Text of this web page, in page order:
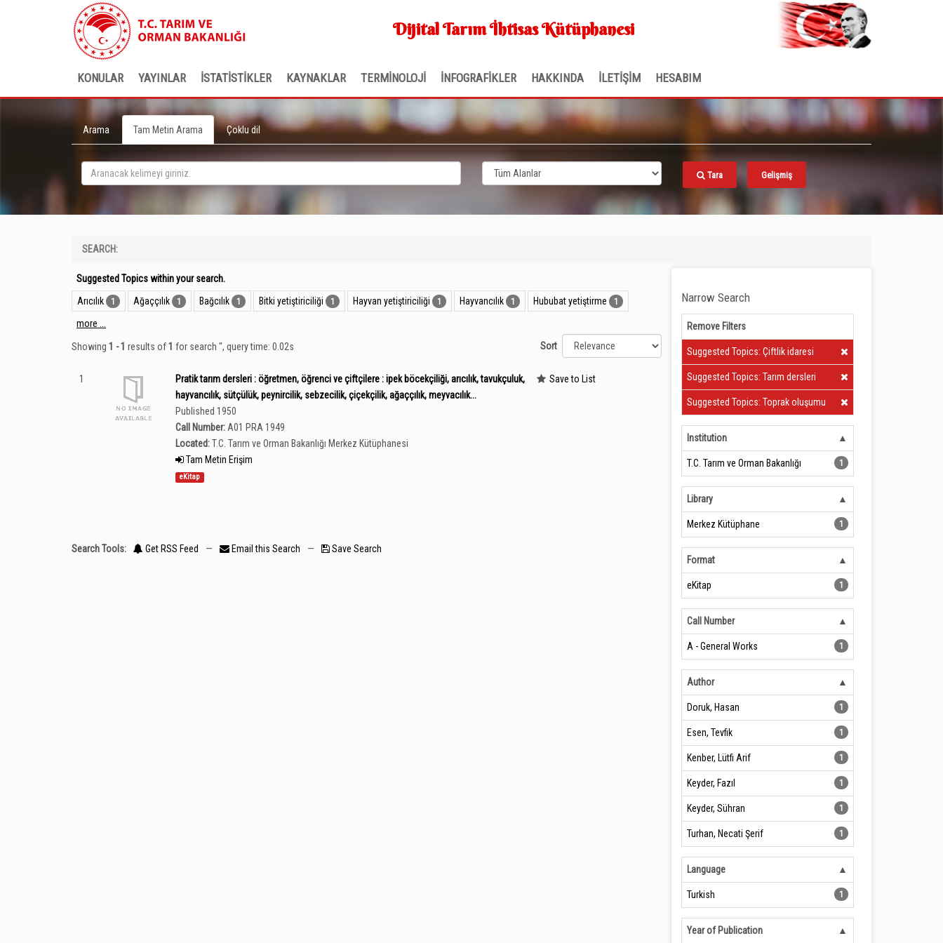
Dijital Tarım İhtisas Kütüphanesi
KONULAR YAYINLAR İSTATİSTİKLER KAYNAKLAR TERMİNOLOJİ İNFOGRAFİKLER HAKKINDA İLETİŞİM HESABIM
Arama Tam Metin Arama Çoklu dil
Tara Gelişmiş
SEARCH:
Suggested Topics within your search.
Arıcılık
1 Ağaççılık 1 Bağcılık 1 Bitki yetiştiriciliği 1 Hayvan yetiştiriciliği 1 Hayvancılık 1 Hububat yetiştirme 1
more ...
Showing 1 - 1 results of1 for search '', query time: 0.02s Sort
1
Pratik tarım dersleri : öğretmen, öğrenci ve çiftçilere : ipek böcekçiliği, arıcılık, tavukçuluk,
hayvancılık, sütçülük, peynircilik, sebzecilik, çiçekçilik, ağaççılık, meyvacılık...
Published 1950
Call Number: A01 PRA 1949
Located:T.C. Tarım ve Orman Bakanlığı Merkez Kütüphanesi
Tam Metin Erişim
eKitap
Save to List
Search Tools: Get RSS Feed — Email this Search — Save Search
Narrow Search
Remove Filters
Clear Filter
Suggested Topics: Çiftlik idaresi
Clear Filter
Suggested Topics: Tarım dersleri
Clear Filter
Suggested Topics: Toprak oluşumu
Institution
T.C. Tarım ve Orman Bakanlığı 1
Library
Merkez Kütüphane 1
Format
eKitap 1
Call Number
A - General Works 1
Author
Doruk, Hasan 1
Esen, Tevfik 1
Kenber, Lütfi Arif 1
Keyder, Fazıl 1
Keyder, Sühran 1
Turhan, Necati Şerif 1
Language
Turkish 1
Year of Publication